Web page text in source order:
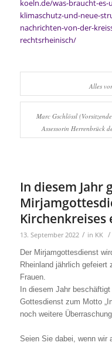
koeln.de/was-braucht-
klimaschutz-und-neue-
nachrichten-von-der-
rechtsrheinisch/
Alles
Marc Gschlössl
Assessorin Herrenbrück
In diesem Jahr
Kirchenkreises
13. September 2022 / in KK /
Der Mirjamgottesdienst
Rheinland jährlich gefeiert
Frauen.
In diesem Jahr
Gottesdienst zum Motto
noch weitere
Seien Sie dabei, wenn wir